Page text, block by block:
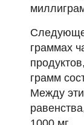
граммах
грамм
Между